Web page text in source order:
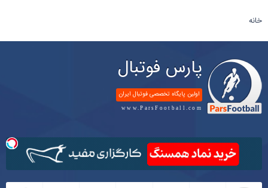
خانه
پارس فوتبال
اولین پایگاه تخصصی فوتبال ایران
www.ParsFootball.com